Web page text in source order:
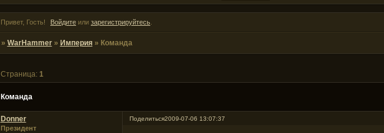
Привет, Гость! Войдите или зарегистрируйтесь
» WarHammer » Империя » Команда
Команда
Страница: 1
Поделиться2009-07-06 13:07:37
Donner
Президент